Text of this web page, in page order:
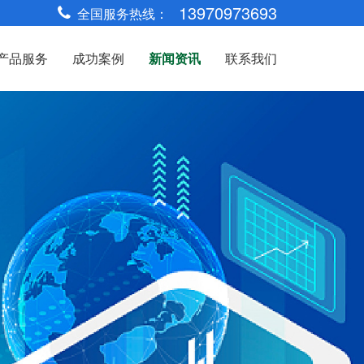
全国服务热线： 13970973693
品服务 成功案例 新闻资讯 联系我们